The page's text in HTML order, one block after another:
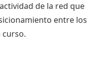
de la red que
entre los
curso.